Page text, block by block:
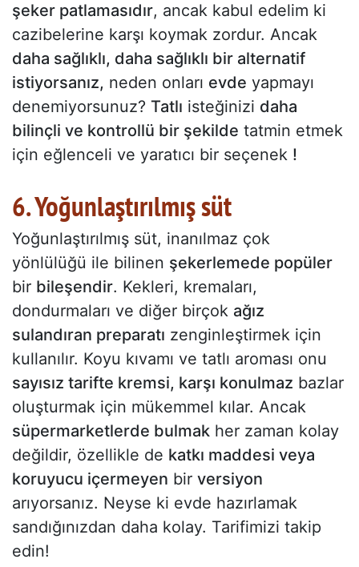
şeker patlamasıdır, ancak kabul edelim ki
cazibelerine karşı koymak zordur. Ancak
daha sağlıklı, daha sağlıklı bir alternatif
istiyorsanız, neden onları evde yapmayı
denemiyorsunuz? Tatlı isteğinizi daha
bilinçli ve kontrollü bir şekilde tatmin etmek
için eğlenceli ve yaratıcı bir seçenek !
6. Yoğunlaştırılmış süt
Yoğunlaştırılmış süt, inanılmaz çok
yönlülüğü ile bilinen şekerlemede popüler
bir bileşendir. Kekleri, kremaları,
dondurmaları ve diğer birçok ağız
sulandıran preparatı zenginleştirmek için
kullanılır. Koyu kıvamı ve tatlı aroması onu
sayısız tarifte kremsi, karşı konulmaz bazlar
oluşturmak için mükemmel kılar. Ancak
süpermarketlerde bulmak her zaman kolay
değildir, özellikle de katkı maddesi veya
koruyucu içermeyen bir versiyon
arıyorsanız. Neyse ki evde hazırlamak
sandığınızdan daha kolay. Tarifimizi takip
edin!